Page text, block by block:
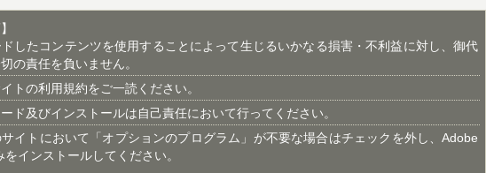
したコンテンツを使用することによって生じるいかなる損害・不利益に対し、御代
の責任を負いません。
トの利用規約をご一読ください。
ド及びインストールは自己責任において行ってください。
イトにおいて「オプションのプログラム」が不要な場合はチェックを外し、Adobe
をインストールしてください。